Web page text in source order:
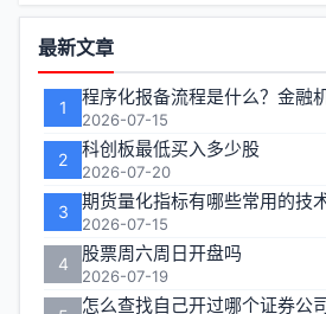
功
能
区
最新文章
1
2026-07-15
2 科创板最低买入多少股
2026-07-20
3 期货量化指标有哪些常用的技
2026-07-15
4 股票周六周日开盘吗
2026-07-19
怎么查找自己开过哪个证券公